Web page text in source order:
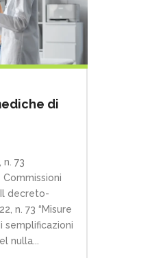
di
n. 73
decreto-
n. 73 “Misure
semplificazioni
nulla...